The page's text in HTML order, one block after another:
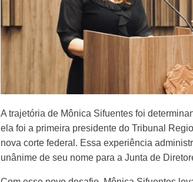
A trajetória de Mônica Sifuentes foi
ela foi a primeira presidente do Tribunal
nova corte federal. Essa experiência
unânime de seu nome para a Junta de